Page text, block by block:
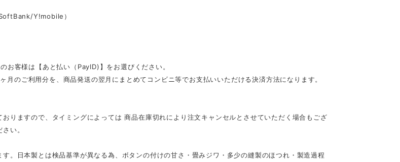
Y!mobile）
お客様は【あと払い（PayID)】をお選びください。
月のご利用分を、商品発送の翌月にまとめてコンビニ等でお支払いいただける決済方法になります。
おりますので、タイミングによっては 商品在庫切れにより注文キャンセルとさせていただく場合もござ
い。
す。日本製とは検品基準が異なる為、ボタンの付けの甘さ・畳みジワ・多少の縫製のほつれ・製造過程